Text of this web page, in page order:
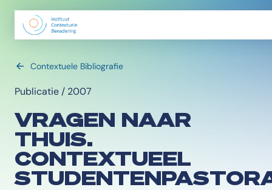
Contextuele Bibliografie
Publicatie / 2007
VRAGEN NAAR
THUIS.
CONTEXTUEEL